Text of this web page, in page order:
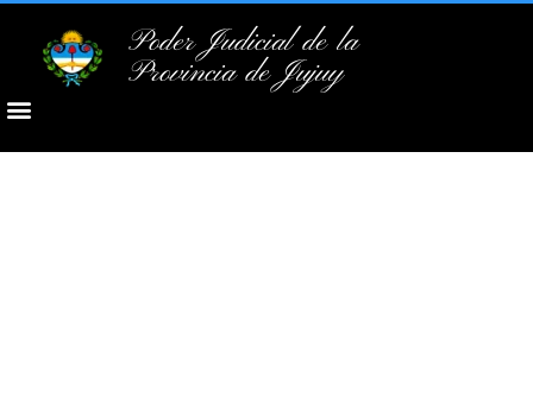
Poder Judicial de la
Provincia de Jujuy